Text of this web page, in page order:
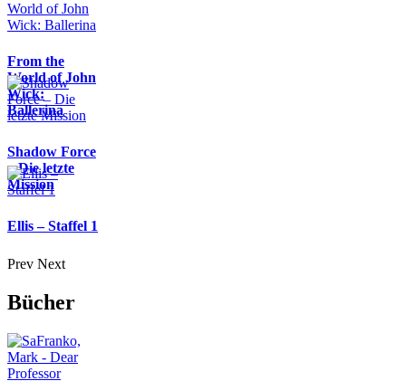
From the
World of John
Wick:
Ballerina
Shadow Force
– Die letzte
Mission
Ellis – Staffel 1
Prev Next
Bücher